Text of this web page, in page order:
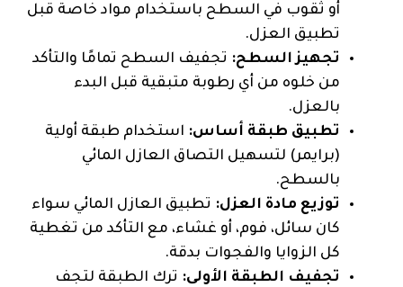
أو ثقوب في السطح باستخدام مواد خاصة قبل
تطبيق العزل.
تجهيز السطح: تجفيف السطح تمامًا والتأكد
من خلوه من أي رطوبة متبقية قبل البدء
بالعزل.
تطبيق طبقة أساس: استخدام طبقة أولية
(برايمر) لتسهيل التصاق العازل المائي
بالسطح.
توزيع مادة العزل: تطبيق العازل المائي سواء
كان سائل، فوم، أو غشاء، مع التأكد من تغطية
كل الزوايا والفجوات بدقة.
تجفيف الطبقة الأولى: ترك الطبقة لتجف